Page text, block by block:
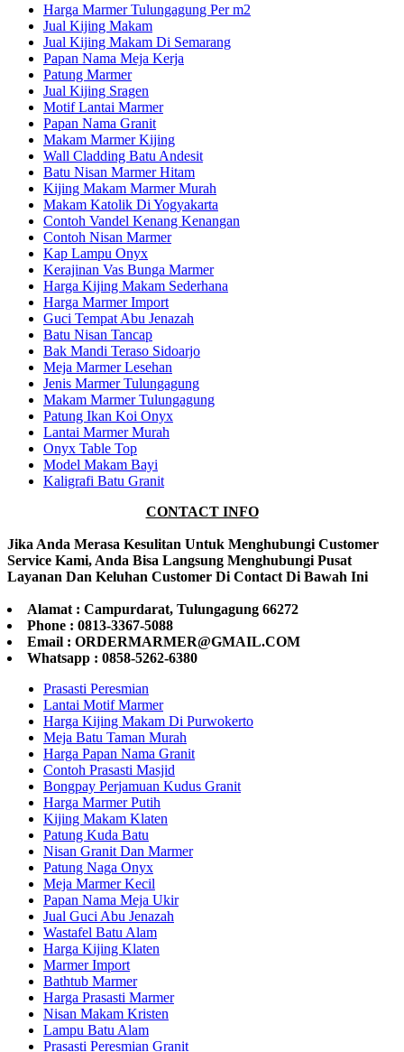
Harga Marmer Tulungagung Per m2
Jual Kijing Makam
Jual Kijing Makam Di Semarang
Papan Nama Meja Kerja
Patung Marmer
Jual Kijing Sragen
Motif Lantai Marmer
Papan Nama Granit
Makam Marmer Kijing
Wall Cladding Batu Andesit
Batu Nisan Marmer Hitam
Kijing Makam Marmer Murah
Makam Katolik Di Yogyakarta
Contoh Vandel Kenang Kenangan
Contoh Nisan Marmer
Kap Lampu Onyx
Kerajinan Vas Bunga Marmer
Harga Kijing Makam Sederhana
Harga Marmer Import
Guci Tempat Abu Jenazah
Batu Nisan Tancap
Bak Mandi Teraso Sidoarjo
Meja Marmer Lesehan
Jenis Marmer Tulungagung
Makam Marmer Tulungagung
Patung Ikan Koi Onyx
Lantai Marmer Murah
Onyx Table Top
Model Makam Bayi
Kaligrafi Batu Granit
CONTACT INFO
Jika Anda Merasa Kesulitan Untuk Menghubungi Customer
Service Kami, Anda Bisa Langsung Menghubungi Pusat
Layanan Dan Keluhan Customer Di Contact Di Bawah Ini
Alamat : Campurdarat, Tulungagung 66272
Phone : 0813-3367-5088
Email : ORDERMARMER@GMAIL.COM
Whatsapp : 0858-5262-6380
Prasasti Peresmian
Lantai Motif Marmer
Harga Kijing Makam Di Purwokerto
Meja Batu Taman Murah
Harga Papan Nama Granit
Contoh Prasasti Masjid
Bongpay Perjamuan Kudus Granit
Harga Marmer Putih
Kijing Makam Klaten
Patung Kuda Batu
Nisan Granit Dan Marmer
Patung Naga Onyx
Meja Marmer Kecil
Papan Nama Meja Ukir
Jual Guci Abu Jenazah
Wastafel Batu Alam
Harga Kijing Klaten
Marmer Import
Bathtub Marmer
Harga Prasasti Marmer
Nisan Makam Kristen
Lampu Batu Alam
Prasasti Peresmian Granit